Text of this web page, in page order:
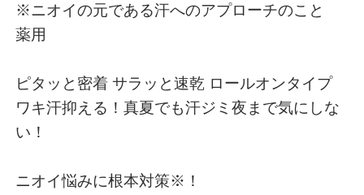
※ニオイの元である汗へのアプローチのこと
薬用
ピタッと密着 サラッと速乾 ロールオンタイプ
ワキ汗抑える！真夏でも汗ジミ夜まで気にしな
い！
ニオイ悩みに根本対策※！